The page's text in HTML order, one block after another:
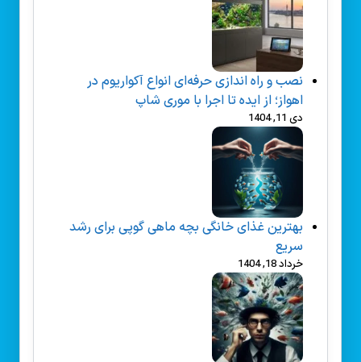
نصب و راه‌ اندازی حرفه‌ای انواع آکواریوم در
اهواز؛ از ایده تا اجرا با موری شاپ
دی 11, 1404
بهترین غذای خانگی بچه ماهی گوپی برای رشد
سریع
خرداد 18, 1404